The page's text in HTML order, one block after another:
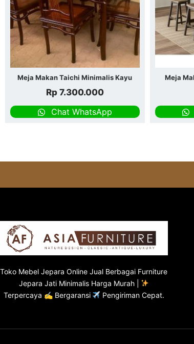
Meja Makan Taichi Minimalis Kayu
Rp7.300.000
Chat WhatsApp
Meja
Toko Mebel Jepara Online Jual Berbagai Furniture
Jepara Jati Minimalis Harga Murah |
Terpercaya ✍ Bergaransi
Pengiriman Cepat.